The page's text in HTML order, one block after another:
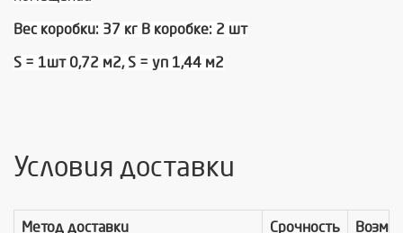
Вес коробки: 37 кг В коробке: 2 шт
S = 1шт 0,72 м2, S = уп 1,44 м2
Условия доставки
Метод доставки Срочность